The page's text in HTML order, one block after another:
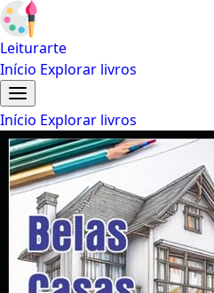
Leiturarte
Início Explorar livros
Início Explorar livros